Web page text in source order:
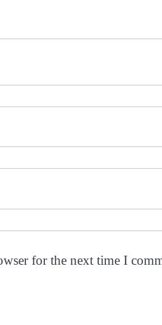
for the next time I